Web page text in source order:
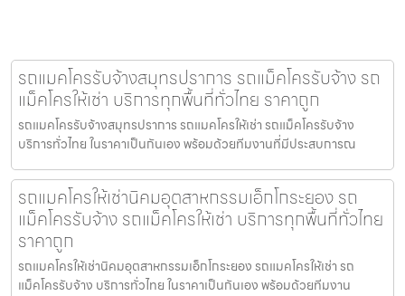
รถแมคโครรับจ้างสมุทรปราการ รถแม็คโครรับจ้าง รถ
แม็คโครให้เช่า บริการทุกพื้นที่ทั่วไทย ราคาถูก
รถแมคโครรับจ้างสมุทรปราการ รถแมคโครให้เช่า รถแม็คโครรับจ้าง
บริการทั่วไทย ในราคาเป็นกันเอง พร้อมด้วยทีมงานที่มีประสบการณ
รถแมคโครให้เช่านิคมอุตสาหกรรมเอ็กโกระยอง รถ
แม็คโครรับจ้าง รถแม็คโครให้เช่า บริการทุกพื้นที่ทั่วไทย
ราคาถูก
รถแมคโครให้เช่านิคมอุตสาหกรรมเอ็กโกระยอง รถแมคโครให้เช่า รถ
แม็คโครรับจ้าง บริการทั่วไทย ในราคาเป็นกันเอง พร้อมด้วยทีมงาน